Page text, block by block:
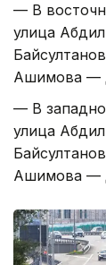
— В
улица
Ашимова —
— В
улица
Ашимова —